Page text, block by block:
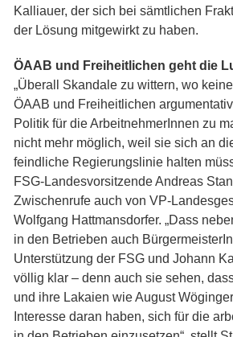
Kalliauer, der sich bei sämtlichen
der Lösung mitgewirkt zu haben.
ÖAAB und Freiheitlichen geht die
„Überall Skandale zu wittern, wo
ÖAAB und Freiheitlichen
Politik für die ArbeitnehmerInnen zu
nicht mehr möglich, weil sie sich an
feindliche Regierungslinie halten
FSG-Landesvorsitzende Andreas
Zwischenrufe auch von VP-
Wolfgang Hattmansdorfer. „Dass
in den Betrieben auch
Unterstützung der FSG und Johann
völlig klar – denn auch sie sehen,
und ihre Lakaien wie August
Interesse daran haben, sich für die